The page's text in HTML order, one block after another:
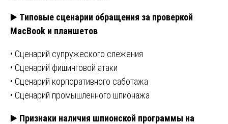
▶️ Типовые сценарии обращения за проверкой
MacBook и планшетов
• Сценарий супружеского слежения
• Сценарий фишинговой атаки
• Сценарий корпоративного саботажа
• Сценарий промышленного шпионажа
▶️ Признаки наличия шпионской программы на